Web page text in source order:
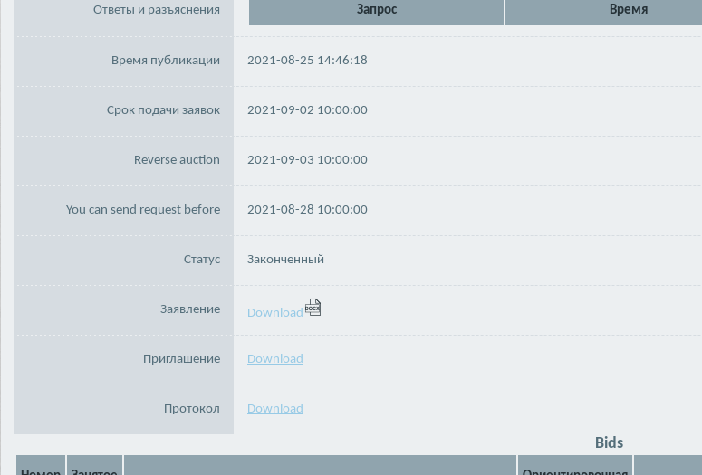
Ответы и разъяснения Запрос Время
Время публикации 2021-08-25 14:46:18
Срок подачи заявок 2021-09-02 10:00:00
Reverse auction 2021-09-03 10:00:00
You can send request before 2021-08-28 10:00:00
Статус Законченный
Заявление Download
Приглашение Download
Протокол Download
Bids